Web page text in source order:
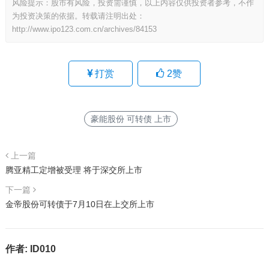
风险提示：股市有风险，投资需谨慎，以上内容仅供投资者参考，不作
为投资决策的依据。转载请注明出处：
http://www.ipo123.com.cn/archives/84153
打赏 2赞
豪能股份 可转债 上市
上一篇
腾亚精工定增被受理 将于深交所上市
下一篇
金帝股份可转债于7月10日在上交所上市
作者: ID010